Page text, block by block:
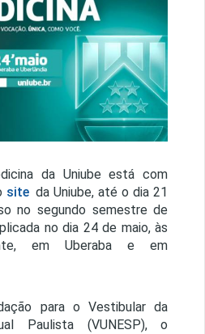
da Uniube está com
site da Uniube, até o dia 21
no segundo semestre de
no dia 24 de maio, às
em Uberaba e em
para o Vestibular da
Paulista (VUNESP), o